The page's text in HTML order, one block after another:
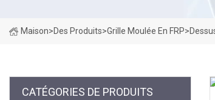
Maison>Des Produits>Grille Moulée En FRP>
CATÉGORIES DE PRODUITS